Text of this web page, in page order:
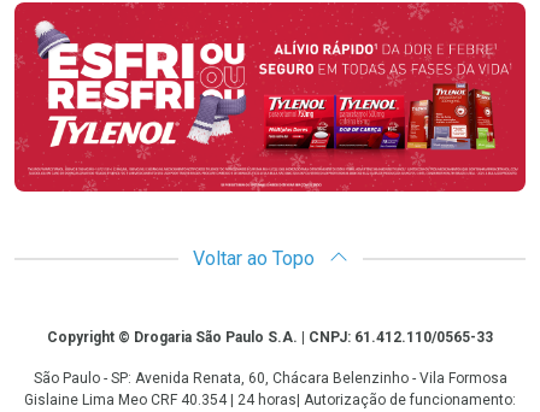
Promoção em Destaque
Voltar ao Topo
CopyrightCopyright © Drogaria São Paulo S.A. | CNPJ: 61.412.110/0565-33
São Paulo - SP: Avenida Renata, 60, Chácara Belenzinho - Vila Formosa
Gislaine Lima Meo CRF 40.354 | 24 horas| Autorização de funcionamento: